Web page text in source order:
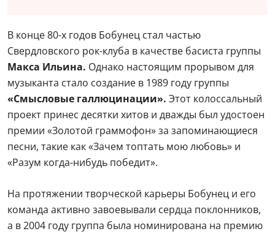
В конце 80-х годов Бобунец стал частью
Свердловского рок-клуба в качестве басиста группы
Макса Ильина. Однако настоящим прорывом для
музыканта стало создание в 1989 году группы
«Смысловые галлюцинации». Этот колоссальный
проект принес десятки хитов и дважды был удостоен
премии «Золотой граммофон» за запоминающиеся
песни, такие как «Зачем топтать мою любовь» и
«Разум когда-нибудь победит».
На протяжении творческой карьеры Бобунец и его
команда активно завоевывали сердца поклонников,
а в 2004 году группа была номинирована на премию